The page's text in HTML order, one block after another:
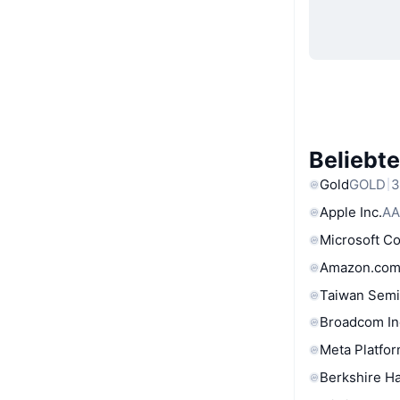
GoldGOLD
Apple Inc.
Microsoft
Taiwan
Broadcom
Meta
Berkshire